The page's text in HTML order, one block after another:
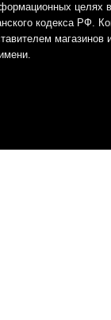
целях
кодекса РФ.
магазинов